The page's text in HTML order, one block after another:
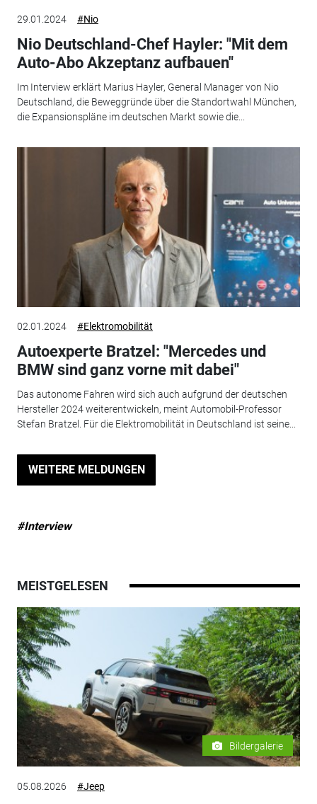
29.01.2024 #Nio
Nio Deutschland-Chef Hayler: "Mit dem
Auto-Abo Akzeptanz aufbauen"
Im Interview erklärt Marius Hayler, General Manager von Nio
Deutschland, die Beweggründe über die Standortwahl München,
die Expansionspläne im deutschen Markt sowie die...
02.01.2024 #Elektromobilität
Autoexperte Bratzel: "Mercedes und
BMW sind ganz vorne mit dabei"
Das autonome Fahren wird sich auch aufgrund der deutschen
Hersteller 2024 weiterentwickeln, meint Automobil-Professor
Stefan Bratzel. Für die Elektromobilität in Deutschland ist seine...
WEITERE MELDUNGEN
#Interview
MEISTGELESEN
Bildergalerie
05.08.2026 #Jeep